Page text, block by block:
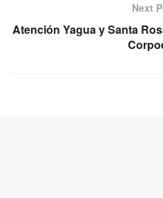
Next
Atención Yagua y Santa